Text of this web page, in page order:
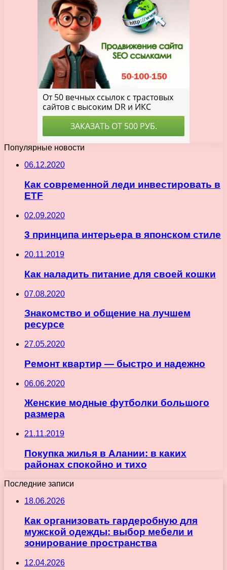
Популярные новости
06.12.2020
Как современной леди инвестировать в
ETF
02.09.2020
3 принципа интерьера в японском стиле
20.11.2019
Как наладить питание для своей кошки
07.08.2020
Знакомство и общение на лучшем
ресурсе
27.05.2020
Ремонт квартир — быстро и надежно
06.06.2020
Женские модные футболки большого
размера
21.11.2019
Покупка жилья в Алании: в каких
районах спокойно и тихо
Последние записи
18.06.2026
Как организовать гардеробную для
мужской одежды: выбор мебели и
зонирование пространства
12.04.2026